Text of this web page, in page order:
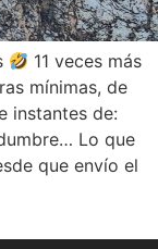
11 veces más
mínimas, de
instantes de:
Lo que
que envío el